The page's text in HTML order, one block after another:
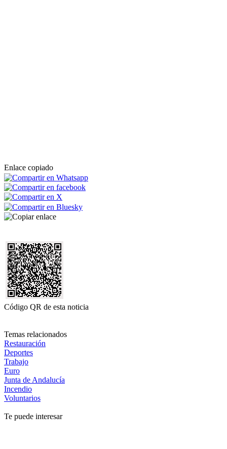
Enlace copiado
Código QR de esta noticia
Temas relacionados
Restauración
Deportes
Trabajo
Euro
Junta de Andalucía
Incendio
Voluntarios
Te puede interesar